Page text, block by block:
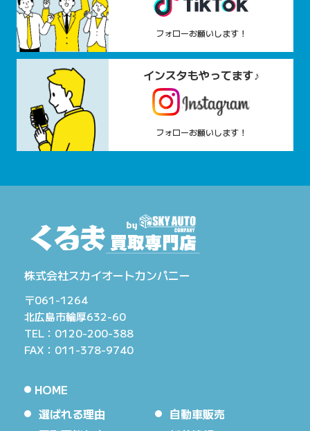
フォローお願いします！
インスタもやってます♪
フォローお願いします！
株式会社スカイオートカンパニー
〒061-1264
北広島市輪厚632-60
TEL：0120-200-388
FAX：011-378-9740
HOME
選ばれる理由
自動車販売